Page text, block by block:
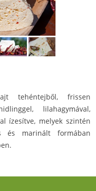
tehéntejből, frissen
lilahagymával,
ízesítve, melyek szintén
és marinált formában